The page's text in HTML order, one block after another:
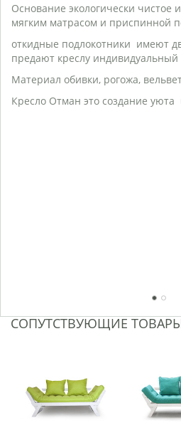
Основание экологически чистое
мягким матрасом и приспинной
откидные подлокотники имеют
предают креслу индивидуальный
Материал обивки, рогожа,
Кресло Отман это создание
1 2
СОПУТСТВУЮЩИЕ